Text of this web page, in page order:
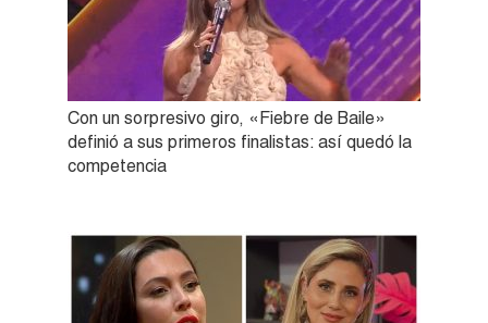
Con un sorpresivo giro, «Fiebre de Baile»
definió a sus primeros finalistas: así quedó la
competencia